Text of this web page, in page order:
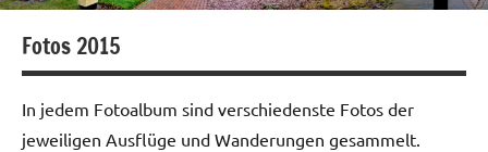
Fotos 2015
In jedem Fotoalbum sind verschiedenste Fotos der
jeweiligen Ausflüge und Wanderungen gesammelt.